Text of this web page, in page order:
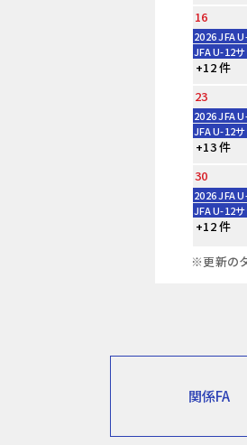
16
2026 JFA
JFA U-12
+12 件
23
2026 JFA
JFA U-12
+13 件
30
2026 JFA
JFA U-12
+12 件
※更新の
関係FA